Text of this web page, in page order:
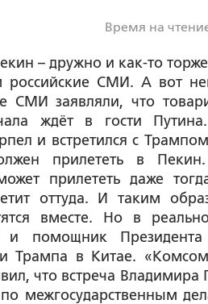
Время на
– дружно и как-то
российские СМИ. А вот
СМИ заявляли, что
ждёт в гости
и встретился с
прилететь в
прилететь даже
оттуда. И таким
вместе. Но в
и помощник Президента
Трампа в Китае.
что встреча Владимира
межгосударственным